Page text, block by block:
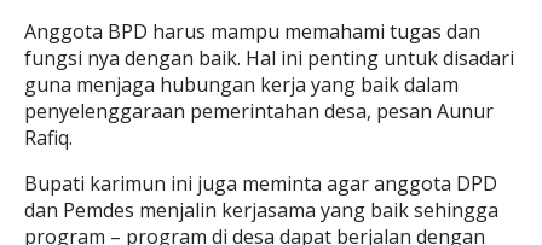
Anggota BPD harus mampu memahami tugas dan
fungsi nya dengan baik. Hal ini penting untuk disadari
guna menjaga hubungan kerja yang baik dalam
penyelenggaraan pemerintahan desa, pesan Aunur
Rafiq.
Bupati karimun ini juga meminta agar anggota DPD
dan Pemdes menjalin kerjasama yang baik sehingga
program – program di desa dapat berjalan dengan